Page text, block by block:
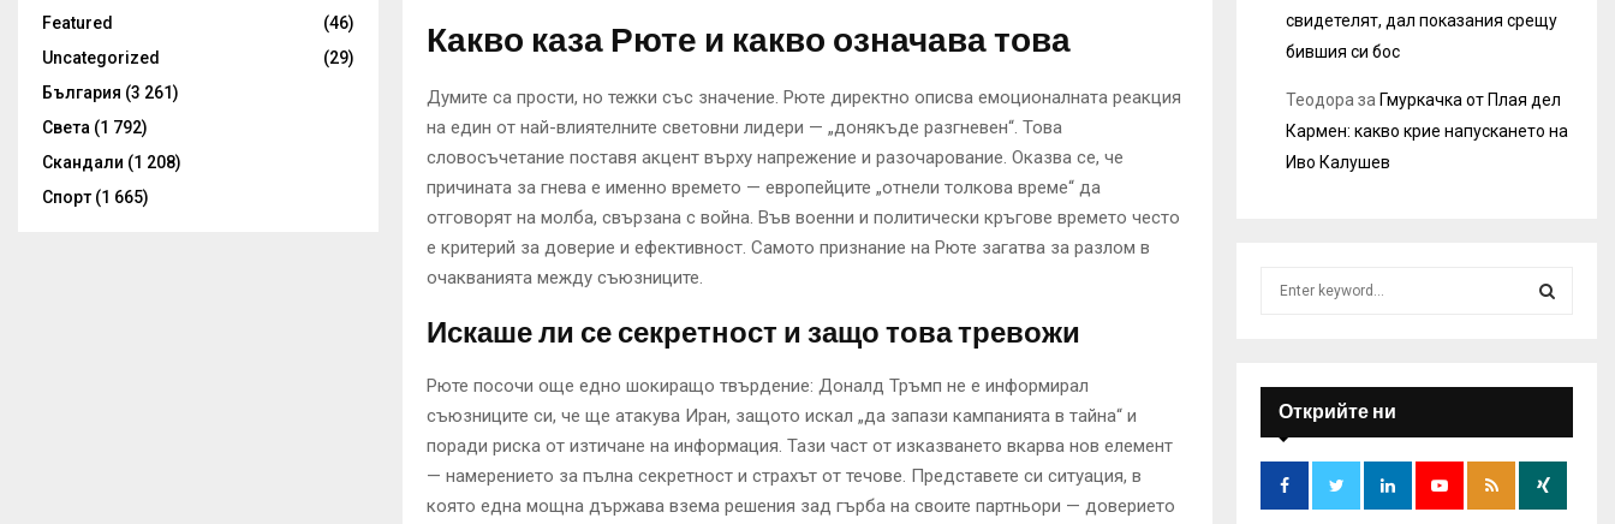
Какво каза Рюте и какво означава това
Думите са прости, но тежки със значение. Рюте директно описва емоционалната реакция
на един от най-влиятелните световни лидери — „донякъде разгневен“. Това
словосъчетание поставя акцент върху напрежение и разочарование. Оказва се, че
причината за гнева е именно времето — европейците „отнели толкова време“ да
отговорят на молба, свързана с война. Във военни и политически кръгове времето често
е критерий за доверие и ефективност. Самото признание на Рюте загатва за разлом в
очакванията между съюзниците.
Искаше ли се секретност и защо това тревожи
Рюте посочи още едно шокиращо твърдение: Доналд Тръмп не е информирал
съюзниците си, че ще атакува Иран, защото искал „да запази кампанията в тайна“ и
поради риска от изтичане на информация. Тази част от изказването вкарва нов елемент
— намерението за пълна секретност и страхът от течове. Представете си ситуация, в
която една мощна държава взема решения зад гърба на своите партньори — доверието
Featured
(46)
Uncategorized
(29)
България (3 261)
Света (1 792)
Скандали (1 208)
Спорт (1 665)
свидетелят, дал показания срещу
бившия си бос
Теодора за Гмуркачка от Плая дел
Кармен: какво крие напускането на
Иво Калушев
:
E
A
R
Открийте ни